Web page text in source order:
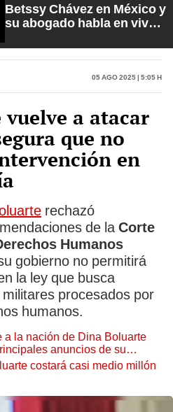
Betssy Chávez en México y
su abogado habla en vivo |
Carlos Cornejo
05 Ago 2025 | 5:05 h
a atacar
que no
en
rechazó
de la Corte
Humanos
gobierno no permitirá
la ley que busca
procesados por
humanos.
la nación de Dina Boluarte
anuncios de su
costará casi medio millón